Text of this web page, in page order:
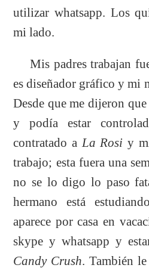
utilizar whatsapp. Los
mi lado.
Mis padres trabajan
es diseñador gráfico y mi
Desde que me dijeron
y podía estar
contratado a La Rosi y
trabajo; esta fuera una
no se lo digo lo paso
hermano está
aparece por casa en
skype y whatsapp y
Candy Crush. También